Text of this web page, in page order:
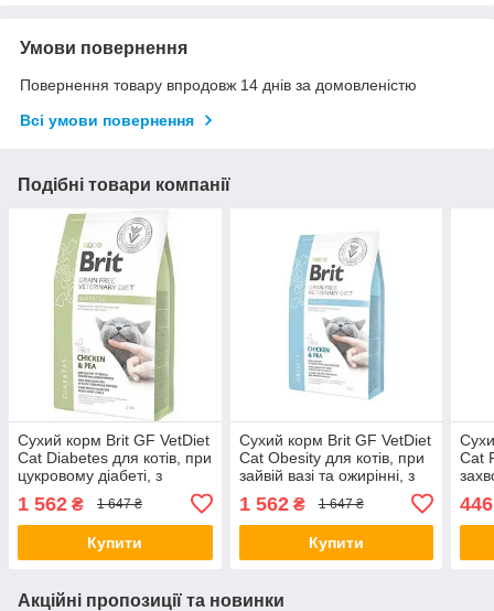
Умови повернення
Повернення товару впродовж 14 днів за домовленістю
Всі умови повернення
Подібні товари компанії
Сухий корм Brit GF VetDiet
Cat Diabetes для котів, при
цукровому діабеті, з
куркою та горохом, 2 кг (*)
1 562 ₴ 1 647 ₴
Купити
Сухий корм Brit GF VetDiet
Cat Obesity для котів, при
зайвій вазі та ожирінні, з
куркою та горохом, 2 кг (*)
1 562₴ 1 647 ₴
Купити
Cat
(*)
446
Акційні пропозиції та новинки